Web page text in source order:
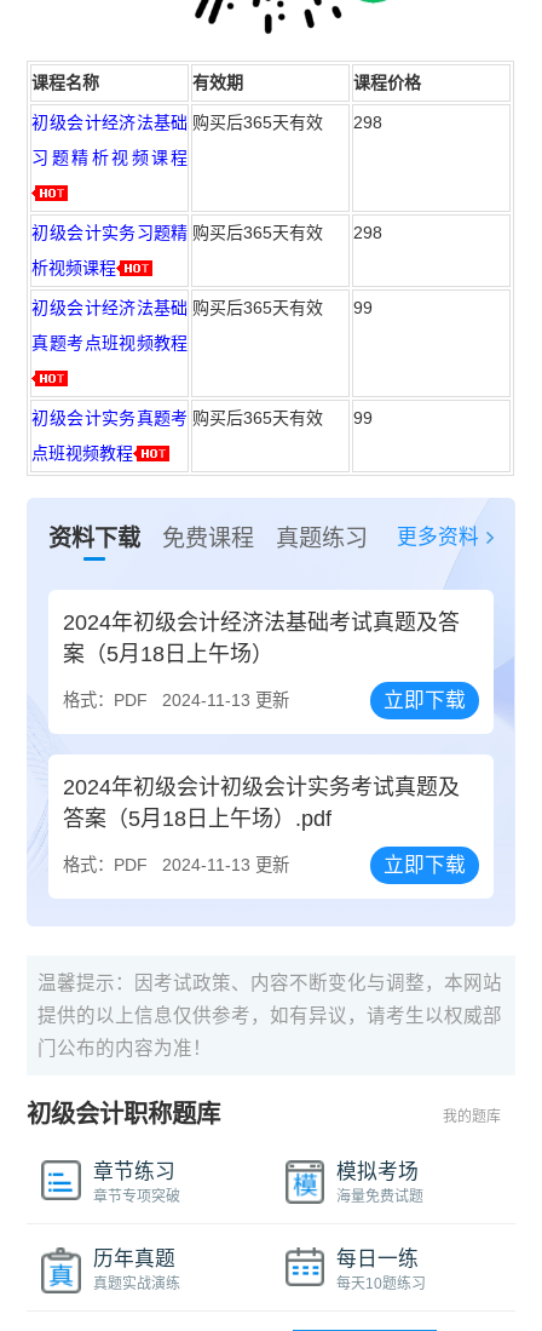
课程名称 有效期 课程价格
初级会计经济法基础
习题精析视频课程
购买后365天有效 298
初级会计实务习题精
析视频课程
购买后365天有效 298
初级会计经济法基础
真题考点班视频教程
购买后365天有效 99
初级会计实务真题考
点班视频教程
购买后365天有效 99
资料下载 免费课程 真题练习 更多资料
2024年初级会计经济法基础考试真题及答
案（5月18日上午场）
格式：PDF 2024-11-13 更新 立即下载
2024年初级会计初级会计实务考试真题及
答案（5月18日上午场）.pdf
格式：PDF 2024-11-13 更新 立即下载
温馨提示：因考试政策、内容不断变化与调整，本网站
提供的以上信息仅供参考，如有异议，请考生以权威部
门公布的内容为准！
初级会计职称题库 我的题库
章节练习
章节专项突破
模拟考场
海量免费试题
历年真题
真题实战演练
每日一练
每天10题练习